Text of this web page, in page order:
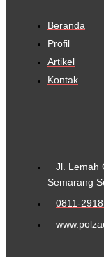
Beranda
Profil
Artikel
Kontak
Jl. Lemah
Semarang
0811-